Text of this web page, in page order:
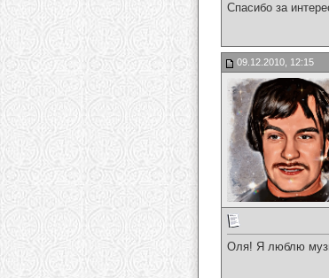
Спасибо за
09.12.2010, 12:15
Оля! Я люблю